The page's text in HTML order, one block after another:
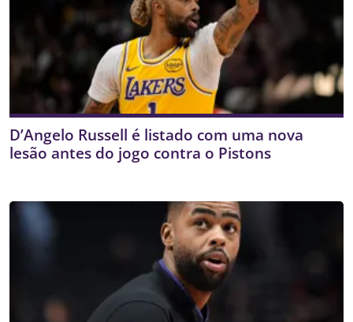
D’Angelo Russell é listado com uma nova
lesão antes do jogo contra o Pistons